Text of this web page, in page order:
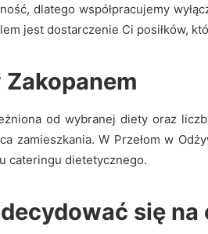
dlatego współpracujemy
jest dostarczenie Ci posiłków,
od wybranej diety oraz
zamieszkania. W Przełom w
cateringu dietetycznego.
się